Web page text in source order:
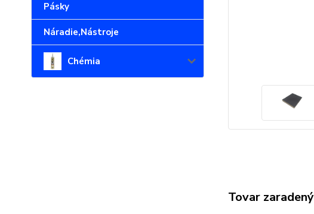
Pásky
Náradie,Nástroje
Chémia
Tovar